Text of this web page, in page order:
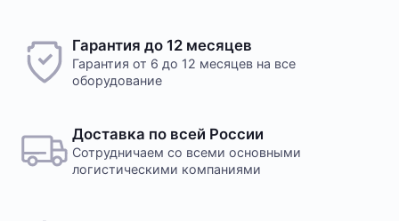
Гарантия до 12 месяцев
Гарантия от 6 до 12 месяцев на все
оборудование
Доставка по всей России
Сотрудничаем со всеми основными
логистическими компаниями